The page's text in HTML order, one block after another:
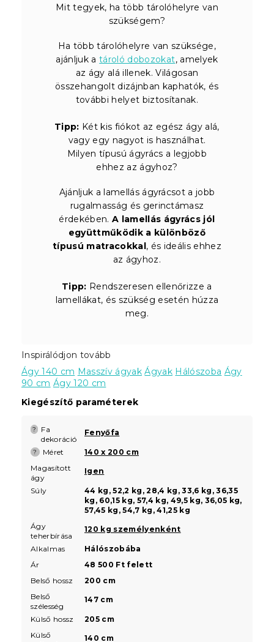
Mit tegyek, ha több tárolóhelyre van
szükségem?
Ha több tárolóhelyre van szüksége,
ajánljuk atároló dobozokat, amelyek
az ágy alá illenek. Világosan
összehangolt dizájnban kaphatók, és
további helyet biztosítanak.
Tipp: Két kis fiókot az egész ágy alá,
vagy egy nagyot is használhat.
Milyen típusú ágyrács a legjobb
ehhez az ágyhoz?
Ajánljuk a lamellás ágyrácsot a jobb
rugalmasság és gerinctámasz
érdekében.A lamellás ágyrács jól
együttműködik a különböző
típusú matracokkal, és ideális ehhez
az ágyhoz.
Tipp: Rendszeresen ellenőrizze a
lamellákat, és szükség esetén húzza
meg.
Inspirálódjon tovább
Ágy 140 cm Masszív ágyak Ágyak Hálószoba Ágy
90 cm Ágy 120 cm
Kiegészítő paraméterek
?
Fa
dekoráció
Fenyőfa
? Méret
140 x 200 cm
Magasított
ágy
Igen
Súly
44 kg, 52,2 kg, 28,4 kg, 33,6 kg, 36,35
kg, 60,15 kg, 57,4 kg, 49,5 kg, 36,05 kg,
57,45 kg, 54,7 kg, 41,25 kg
Ágy
teherbírása
120 kg személyenként
Alkalmas
Hálószobába
Ár
48 500 Ft felett
Belső hossz
200 cm
Belső
szélesség
147 cm
Külső hossz
205 cm
Külső
140 cm